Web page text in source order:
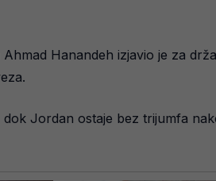
Hanandeh izjavio je za
Jordan ostaje bez trijumfa